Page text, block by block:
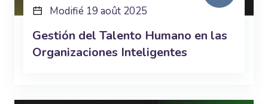
Modifié 19 août 2025
Gestión del Talento Humano en las
Organizaciones Inteligentes